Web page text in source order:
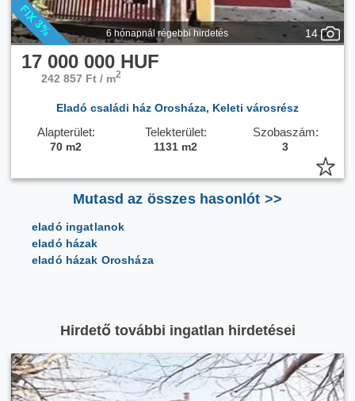
6 hónapnál régebbi hirdetés 14
17 000 000 HUF
242 857 Ft / m2
Eladó családi ház Orosháza, Keleti városrész
Alapterület: Telekterület: Szobaszám:
70 m2 1131 m2 3
Mutasd az összes hasonlót >>
eladó ingatlanok
eladó házak
eladó házak Orosháza
Hirdető további ingatlan hirdetései